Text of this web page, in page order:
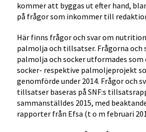
kommer att byggas ut efter hand,
på frågor som inkommer till
Här finns frågor och svar om
palmolja och tillsatser. Frågorna och
palmolja och socker utformades som
socker- respektive palmoljeprojekt
genomförde under 2014. Frågor och
tillsatser baseras på SNF:s
sammanställdes 2015, med
rapporter från Efsa (t o m februari